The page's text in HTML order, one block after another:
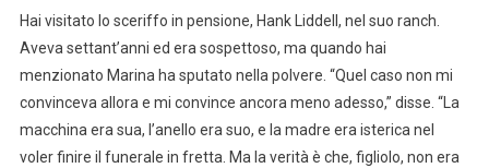
Hai visitato lo sceriffo in pensione, Hank Liddell, nel suo ranch.
Aveva settant’anni ed era sospettoso, ma quando hai
menzionato Marina ha sputato nella polvere. “Quel caso non mi
convinceva allora e mi convince ancora meno adesso,” disse. “La
macchina era sua, l’anello era suo, e la madre era isterica nel
voler finire il funerale in fretta. Ma la verità è che, figliolo, non era